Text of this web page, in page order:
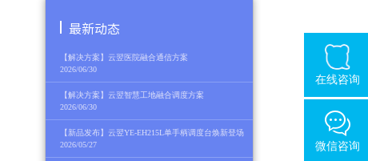
最新动态
【解决方案】云翌医院融合通信方案
2026/06/30
【解决方案】云翌智慧工地融合调度方案
2026/06/30
【新品发布】云翌YE-EH215L单手柄调度台焕新登场
2026/05/27
在线咨询
微信咨询